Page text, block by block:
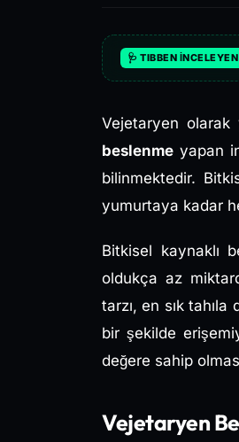
🩺 TIBBEN İNCELEYEN
Vejetaryen olarak
beslenme yapan
bilinmektedir.
yumurtaya kadar
Bitkisel kaynaklı
oldukça az
tarzı, en sık
bir şekilde
değere sahip
Vejetaryen